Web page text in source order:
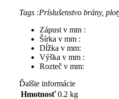
Tags :Príslušenstvo brány,
Zápust v mm :
Šírka v mm :
Dĺžka v mm:
Výška v mm :
Rozteč v mm:
Ďalšie informácie
Hmotnosť 0.2 kg